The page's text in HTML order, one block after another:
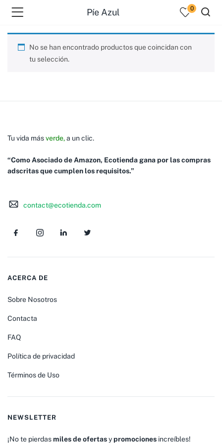
Píe Azul 0
No se han encontrado productos que coincidan con
tu selección.
Tu vida másverde,a un clic.
“Como Asociado de Amazon, Ecotienda gana por las compras
adscritas que cumplen los requisitos.”
contact@ecotienda.com
ACERCA DE
Sobre Nosotros
Contacta
FAQ
Política de privacidad
Términos de Uso
NEWSLETTER
¡No te pierdasmiles de ofertasypromociones increíbles!